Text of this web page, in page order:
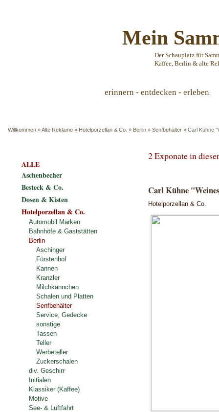
Mein
Der Schauplatz für
Kaffee, Berlin & alte
erinnern - entdecken - erleben
Willkommen »Alte Reklame » Hotelporzellan & Co. » Berlin » Senfbehälter » Carl Kühne
2 Exponate in
Carl Kühne
Hotelporzellan & Co.
ALLE
Aschenbecher
Besteck & Co.
Dosen & Kisten
Hotelporzellan & Co.
Automobil Marken
Bahnhöfe & Gaststätten
Berlin
Aschinger
Fürstenhof
Kannen
Kranzler
Milchkännchen
Schalen und Platten
Senfbehälter
Service, Gedecke
sonstige
Tassen
Teller
Werbeteller
Zuckerschalen
div. Geschirr
Initialen
Klassiker (Kaffee)
Motive
See- & Luftfahrt